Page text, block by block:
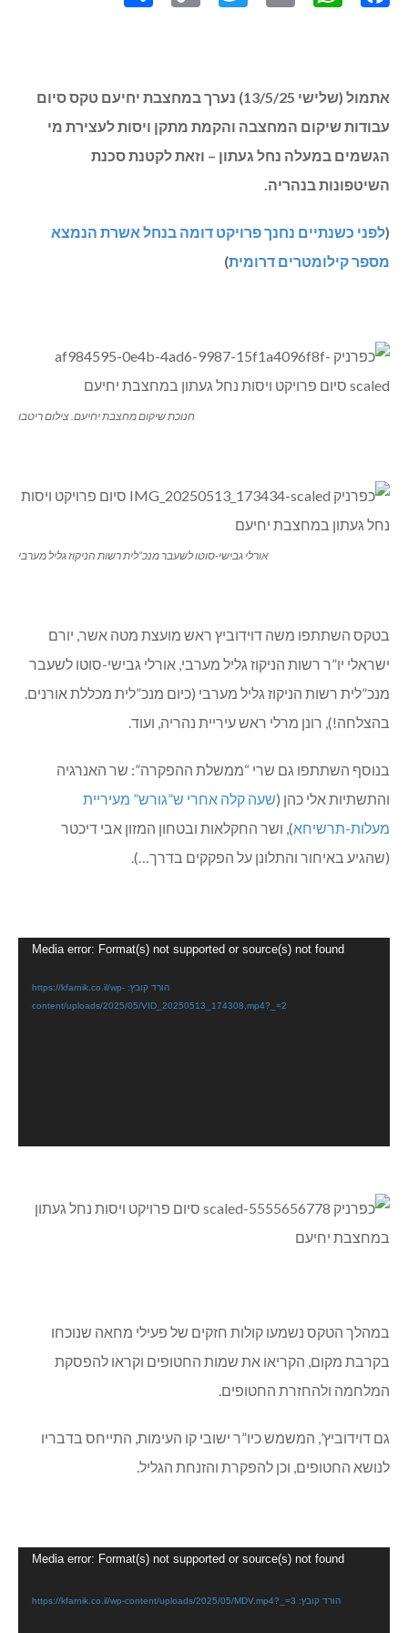
אתמול (שלישי 13/5/25) נערך במחצבת יחיעם טקס סיום
עבודות שיקום המחצבה והקמת מתקן ויסות לעצירת מי
הגשמים במעלה נחל געתון – וזאת לקטנת סכנת
השיטפונות בנהריה.
(לפני כשנתיים נחנך פרויקט דומה בנחל אשרת הנמצא
מספר קילומטרים דרומית)
חנוכת שיקום מחצבת יחיעם. צילום ריטבו
אורלי גבישי-סוטו לשעבר מנכ”לית רשות הניקוז גליל מערבי
בטקס השתתפו משה דוידוביץ ראש מועצת מטה אשר, יורם
ישראלי יו”ר רשות הניקוז גליל מערבי, אורלי גבישי-סוטו לשעבר
מנכ”לית רשות הניקוז גליל מערבי (כיום מנכ”לית מכללת אורנים.
בהצלחה!), רונן מרלי ראש עיריית נהריה, ועוד.
בנוסף השתתפו גם שרי “ממשלת ההפקרה”: שר האנרגיה
והתשתיות אלי כהן (שעה קלה אחרי ש”גורש” מעיריית
מעלות-תרשיחא), ושר החקלאות ובטחון המזון אבי דיכטר
(שהגיע באיחור והתלונן על הפקקים בדרך…).
Media error: Format(s) not supported or source(s) not found
הורד קובץ: https://kfarnik.co.il/wp-
content/uploads/2025/05/VID_20250513_174308.mp4?_=2
במהלך הטקס נשמעו קולות חזקים של פעילי מחאה שנוכחו
בקרבת מקום, הקריאו את שמות החטופים וקראו להפסקת
המלחמה ולהחזרת החטופים.
גם דוידוביץ’, המשמש כיו”ר ישובי קו העימות, התייחס בדבריו
לנושא החטופים, וכן להפקרת והזנחת הגליל.
Media error: Format(s) not supported or source(s) not found
הורד קובץ: https://kfarnik.co.il/wp-content/uploads/2025/05/MDV.mp4?_=3